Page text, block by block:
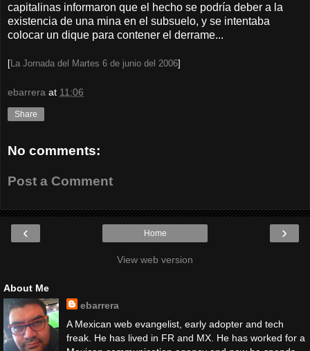
capitalinas informaron que el hecho se podría deber a la
existencia de una mina en el subsuelo, y se intentaba
colocar un dique para contener el derrame...
[ La Jornada del Martes 6 de junio del 2006]
ebarrera at 11:06
Share
No comments:
Post a Comment
‹ ›
Home
View web version
About Me
ebarrera
A Mexican web evangelist, early adopter and tech
freak. He has lived in FR and MX. He has worked for a